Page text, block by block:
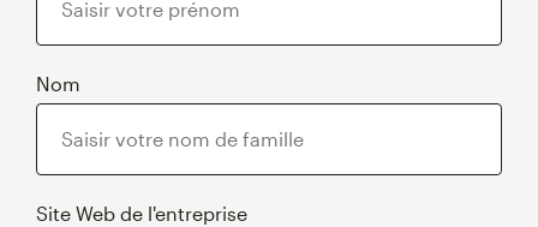
Nom
Site Web de l'entreprise